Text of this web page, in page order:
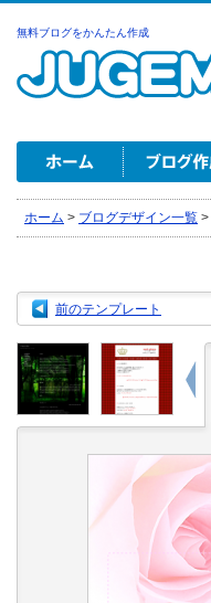
無料ブログをかんたん作成
ホーム > ブログデザイン一覧 >
前のテンプレート